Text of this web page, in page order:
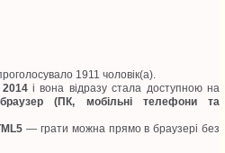
1911 чоловік(а).
2014і вона відразу стала доступною на
(ПК, мобільні телефони та
— грати можна прямо в браузері без